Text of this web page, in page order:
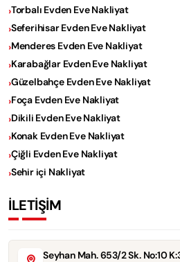
Torbalı Evden Eve Nakliyat
Seferihisar Evden Eve Nakliyat
Menderes Evden Eve Nakliyat
Karabağlar Evden Eve Nakliyat
Güzelbahçe Evden Eve Nakliyat
Foça Evden Eve Nakliyat
Dikili Evden Eve Nakliyat
Konak Evden Eve Nakliyat
Çiğli Evden Eve Nakliyat
Sehir içi Nakliyat
İLETİŞİM
Seyhan Mah. 653/2 Sk. No:10